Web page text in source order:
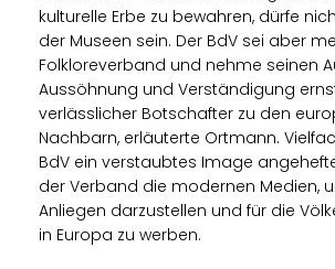
kulturelle Erbe zu bewahren, dürfe
der Museen sein. Der BdV sei aber
Folkloreverband und nehme seinen
Aussöhnung und Verständigung
verlässlicher Botschafter zu den
Nachbarn, erläuterte Ortmann.
BdV ein verstaubtes Image
der Verband die modernen Medien,
Anliegen darzustellen und für die
in Europa zu werben.